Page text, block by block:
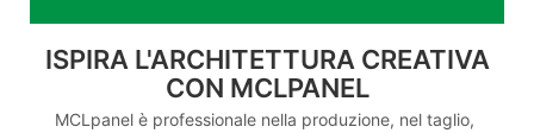
ISPIRA L'ARCHITETTURA CREATIVA
CON MCLPANEL
MCLpanel è professionale nella produzione, nel taglio,